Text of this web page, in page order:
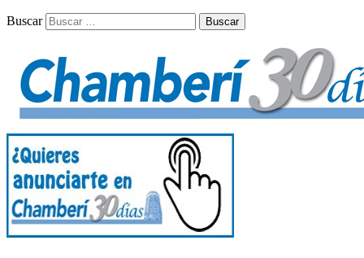
Buscar